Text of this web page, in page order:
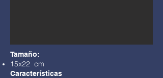
Tamaño:
15x22 cm
Características